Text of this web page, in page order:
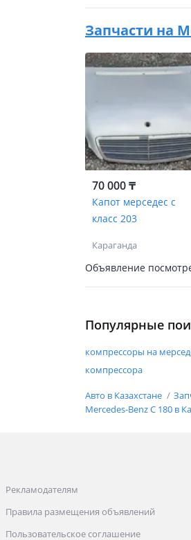
Запчасти на
70 000 ₸
Капот мерседес с
класс 203
Караганда
Объявление
Популярные
компрессоры на
компрессора
Авто в Казахстане
Mercedes-Benz C 180 в
Рекламодателям
Правила размещения объявлений
Пользовательское соглашение